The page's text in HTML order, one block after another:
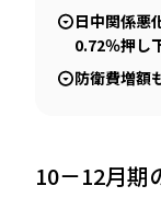
日中関係悪
0.72％押し
防衛費増額
10－12月期